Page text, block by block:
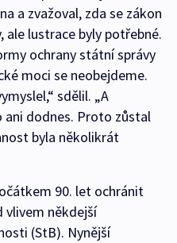
a zvažoval, zda se zákon
ale lustrace byly potřebné.
ochrany státní správy
moci se neobejdeme.
sdělil. „A
dodnes. Proto zůstal
byla několikrát
90. let ochránit
vlivem někdejší
(StB). Nynější